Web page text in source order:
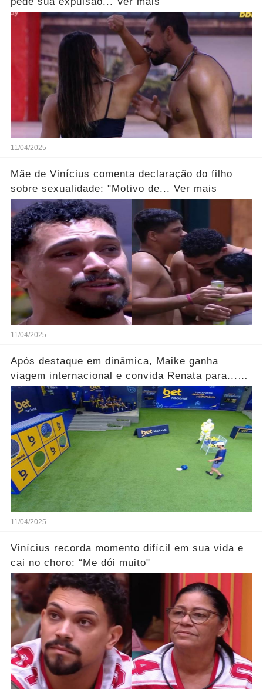
11/04/2025
Mãe de Vinícius comenta declaração do filho
sobre sexualidade: "Motivo de... Ver mais
11/04/2025
Após destaque em dinâmica, Maike ganha
viagem internacional e convida Renata para...
Ver mais
11/04/2025
Vinícius recorda momento difícil em sua vida e
cai no choro: “Me dói muito"